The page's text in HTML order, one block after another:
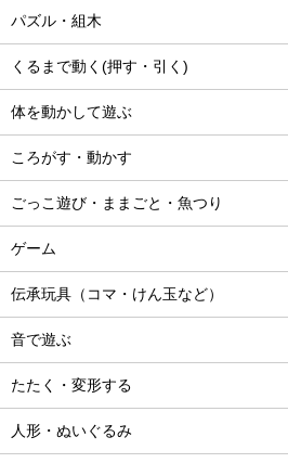
パズル・組木
くるまで動く(押す・引く)
体を動かして遊ぶ
ころがす・動かす
ごっこ遊び・ままごと・魚つり
ゲーム
伝承玩具（コマ・けん玉など）
音で遊ぶ
たたく・変形する
人形・ぬいぐるみ